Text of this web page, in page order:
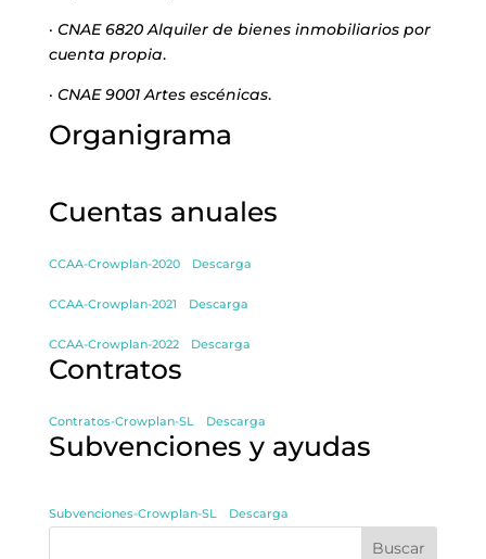
byDulce Xerach
· CNAE 6820 Alquiler de bienes inmobiliarios por
cuenta propia.
· CNAE 9001 Artes escénicas.
Organigrama
Cuentas anuales
CCAA-Crowplan-2020 Descarga
CCAA-Crowplan-2021 Descarga
CCAA-Crowplan-2022 Descarga
Contratos
Contratos-Crowplan-SL Descarga
Subvenciones y ayudas
Subvenciones-Crowplan-SL Descarga
Buscar